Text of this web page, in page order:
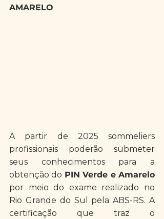
AMARELO
A partir de 2025 sommeliers
profissionais poderão submeter
seus conhecimentos para a
obtenção do PIN Verde e Amarelo
por meio do exame realizado no
Rio Grande do Sul pela ABS-RS. A
certificação que traz o